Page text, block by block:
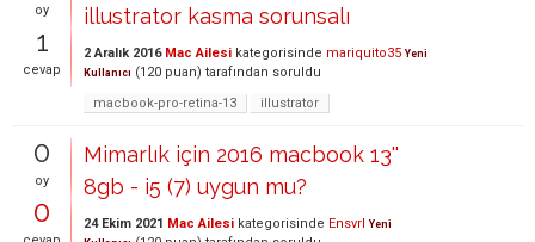
oy
1
cevap
illustrator kasma sorunsalı
2 Aralık 2016 Mac Ailesi kategorisinde mariquito35 Yeni
Kullanıcı (120 puan) tarafından soruldu
macbook-pro-retina-13
illustrator
0
oy
0
Mimarlık için 2016 macbook 13''
8gb - i5 (7) uygun mu?
24 Ekim 2021 Mac Ailesi kategorisinde Ensvrl Yeni